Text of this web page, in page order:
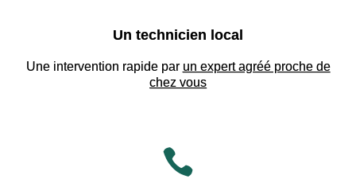
Un technicien local
Une intervention rapide par un expert agréé proche de
chez vous
